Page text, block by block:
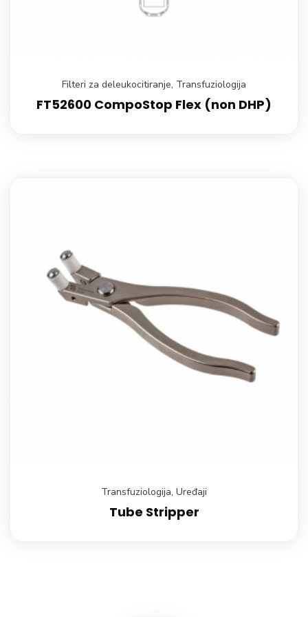
Filteri za deleukocitiranje, Transfuziologija
FT52600 CompoStop Flex (non DHP)
Transfuziologija, Uređaji
Tube Stripper